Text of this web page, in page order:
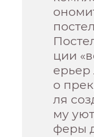
ции
ерьер
о
ля
му
феры